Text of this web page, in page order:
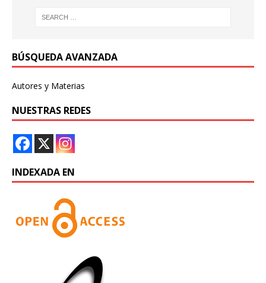
BÚSQUEDA AVANZADA
Autores y Materias
NUESTRAS REDES
INDEXADA EN